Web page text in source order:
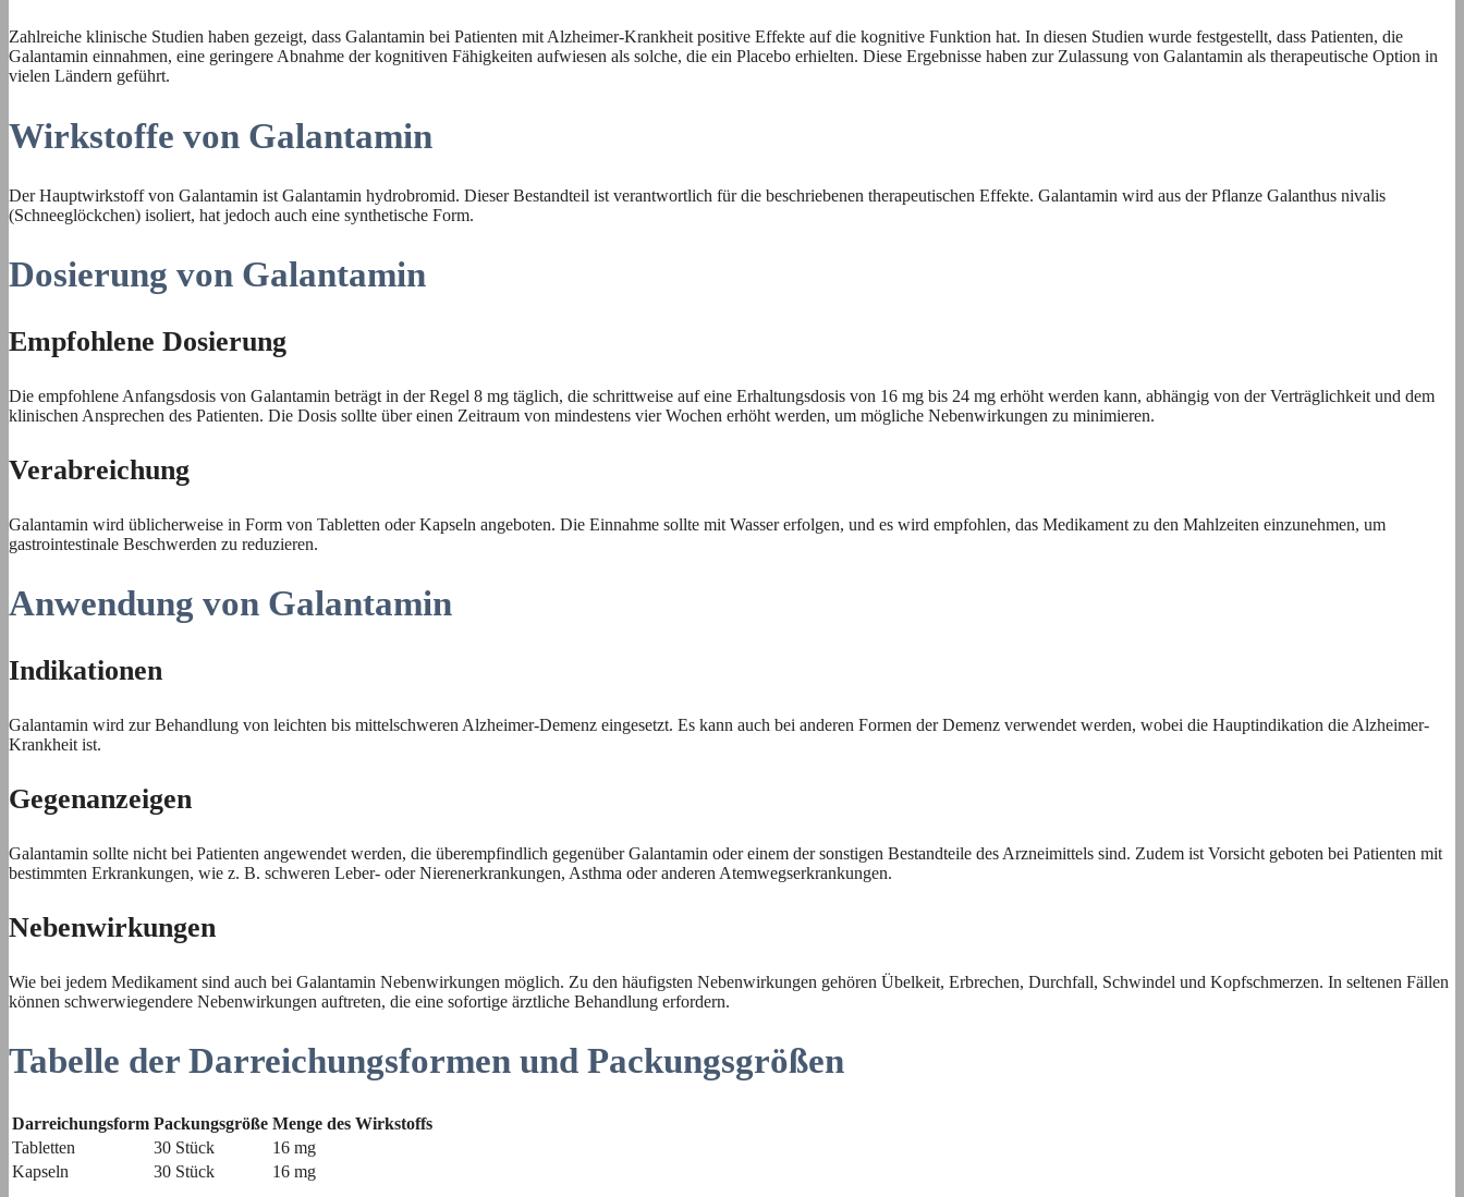
Zahlreiche klinische Studien haben gezeigt, dass Galantamin bei Patienten mit Alzheimer-Krankheit positive Effekte auf die kognitive Funktion hat. In diesen Studien wurde festgestellt, dass Patienten, die
Galantamin einnahmen, eine geringere Abnahme der kognitiven Fähigkeiten aufwiesen als solche, die ein Placebo erhielten. Diese Ergebnisse haben zur Zulassung von Galantamin als therapeutische Option in
vielen Ländern geführt.
Wirkstoffe von Galantamin
Der Hauptwirkstoff von Galantamin ist Galantamin hydrobromid. Dieser Bestandteil ist verantwortlich für die beschriebenen therapeutischen Effekte. Galantamin wird aus der Pflanze Galanthus nivalis
(Schneeglöckchen) isoliert, hat jedoch auch eine synthetische Form.
Dosierung von Galantamin
Empfohlene Dosierung
Die empfohlene Anfangsdosis von Galantamin beträgt in der Regel 8 mg täglich, die schrittweise auf eine Erhaltungsdosis von 16 mg bis 24 mg erhöht werden kann, abhängig von der Verträglichkeit und dem
klinischen Ansprechen des Patienten. Die Dosis sollte über einen Zeitraum von mindestens vier Wochen erhöht werden, um mögliche Nebenwirkungen zu minimieren.
Verabreichung
Galantamin wird üblicherweise in Form von Tabletten oder Kapseln angeboten. Die Einnahme sollte mit Wasser erfolgen, und es wird empfohlen, das Medikament zu den Mahlzeiten einzunehmen, um
gastrointestinale Beschwerden zu reduzieren.
Anwendung von Galantamin
Indikationen
Galantamin wird zur Behandlung von leichten bis mittelschweren Alzheimer-Demenz eingesetzt. Es kann auch bei anderen Formen der Demenz verwendet werden, wobei die Hauptindikation die Alzheimer-
Krankheit ist.
Gegenanzeigen
Galantamin sollte nicht bei Patienten angewendet werden, die überempfindlich gegenüber Galantamin oder einem der sonstigen Bestandteile des Arzneimittels sind. Zudem ist Vorsicht geboten bei Patienten mit
bestimmten Erkrankungen, wie z. B. schweren Leber- oder Nierenerkrankungen, Asthma oder anderen Atemwegserkrankungen.
Nebenwirkungen
Wie bei jedem Medikament sind auch bei Galantamin Nebenwirkungen möglich. Zu den häufigsten Nebenwirkungen gehören Übelkeit, Erbrechen, Durchfall, Schwindel und Kopfschmerzen. In seltenen Fällen
können schwerwiegendere Nebenwirkungen auftreten, die eine sofortige ärztliche Behandlung erfordern.
Tabelle der Darreichungsformen und Packungsgrößen
Darreichungsform Packungsgröße Menge des Wirkstoffs
Tabletten
30 Stück
16 mg
Kapseln
30 Stück 16 mg